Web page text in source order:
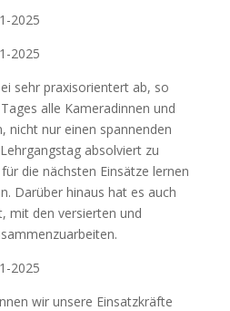
sehr praxisorientert ab, so
alle Kameradinnen und
nicht nur einen spannenden
absolviert zu
die nächsten Einsätze lernen
Darüber hinaus hat es auch
mit den versierten und
wir unsere Einsatzkräfte